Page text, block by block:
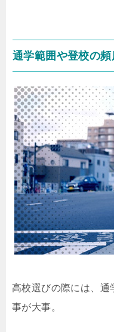
通学範囲や登校の
高校選びの際には、通
事が大事。